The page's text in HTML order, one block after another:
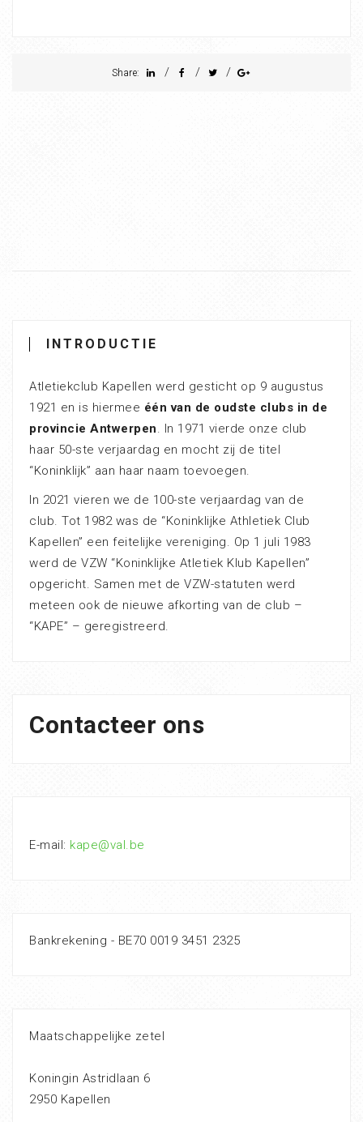
Share: / / /
INTRODUCTIE
Atletiekclub Kapellen werd gesticht op 9 augustus
1921 en is hiermee één van de oudste clubs in de
provincie Antwerpen. In 1971 vierde onze club
haar 50-ste verjaardag en mocht zij de titel
“Koninklijk” aan haar naam toevoegen.
In 2021 vieren we de 100-ste verjaardag van de
club. Tot 1982 was de “Koninklijke Athletiek Club
Kapellen” een feitelijke vereniging. Op 1 juli 1983
werd de VZW “Koninklijke Atletiek Klub Kapellen”
opgericht. Samen met de VZW-statuten werd
meteen ook de nieuwe afkorting van de club –
“KAPE” – geregistreerd.
Contacteer ons
E-mail: kape@val.be
Bankrekening - BE70 0019 3451 2325
Maatschappelijke zetel
Koningin Astridlaan 6
2950 Kapellen